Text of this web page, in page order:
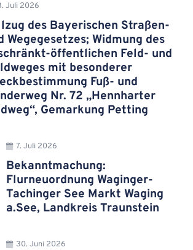
Juli 2026
des Bayerischen Straßen-
Wegegesetzes; Widmung des
öffentlichen Feld- und
mit besonderer
Fuß- und
Nr. 72 „Hennharter
Gemarkung Petting
7. Juli 2026
Bekanntmachung:
Flurneuordnung Waginger-
Tachinger See Markt Waging
a.See, Landkreis Traunstein
30. Juni 2026